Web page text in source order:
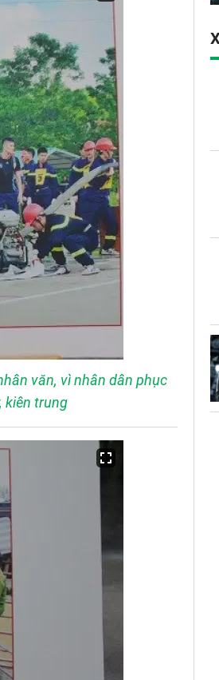
văn, vì nhân dân phục
kiên trung